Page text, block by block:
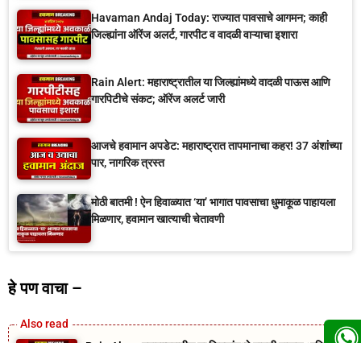
Havaman Andaj Today: राज्यात पावसाचे आगमन; काही
जिल्ह्यांना ऑरेंज अलर्ट, गारपीट व वादळी वाऱ्याचा इशारा
Rain Alert: महाराष्ट्रातील या जिल्ह्यांमध्ये वादळी पाऊस आणि
गारपिटीचे संकट; ऑरेंज अलर्ट जारी
आजचे हवामान अपडेट: महाराष्ट्रात तापमानाचा कहर! 37 अंशांच्या
पार, नागरिक त्रस्त
मोठी बातमी ! ऐन हिवाळ्यात ‘या’ भागात पावसाचा धुमाकूळ पाहायला
मिळणार, हवामान खात्याची चेतावणी
हे पण वाचा –